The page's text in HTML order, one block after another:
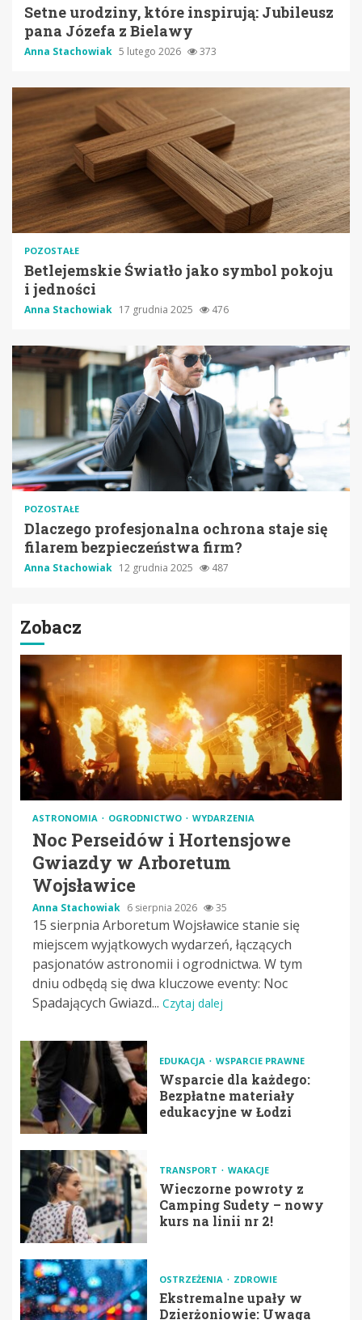
Setne urodziny, które inspirują: Jubileusz
pana Józefa z Bielawy
Anna Stachowiak 5 lutego 2026 373
POZOSTAŁE
Betlejemskie Światło jako symbol pokoju
i jedności
Anna Stachowiak 17 grudnia 2025 476
POZOSTAŁE
Dlaczego profesjonalna ochrona staje się
filarem bezpieczeństwa firm?
Anna Stachowiak 12 grudnia 2025 487
Zobacz
ASTRONOMIA OGRODNICTWO WYDARZENIA
Noc Perseidów i Hortensjowe
Gwiazdy w Arboretum
Wojsławice
Anna Stachowiak 6 sierpnia 2026 35
15 sierpnia Arboretum Wojsławice stanie się
miejscem wyjątkowych wydarzeń, łączących
pasjonatów astronomii i ogrodnictwa. W tym
dniu odbędą się dwa kluczowe eventy: Noc
Spadających Gwiazd... Czytaj dalej
EDUKACJA WSPARCIE PRAWNE
Wsparcie dla każdego:
Bezpłatne materiały
edukacyjne w Łodzi
TRANSPORT WAKACJE
Wieczorne powroty z
Camping Sudety – nowy
kurs na linii nr 2!
OSTRZEŻENIA ZDROWIE
Ekstremalne upały w
Dzierżoniowie: Uwaga